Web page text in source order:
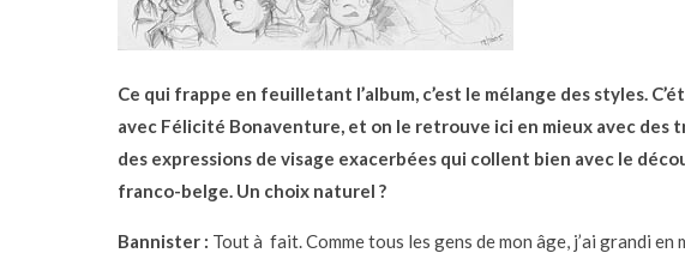
Ce qui frappe en feuilletant l’album, c’est le mélange des styles.
avec Félicité Bonaventure, et on le retrouve ici en mieux avec des
des expressions de visage exacerbées qui collent bien avec le
franco-belge. Un choix naturel ?
Bannister : Tout à fait. Comme tous les gens de mon âge, j’ai grandi en